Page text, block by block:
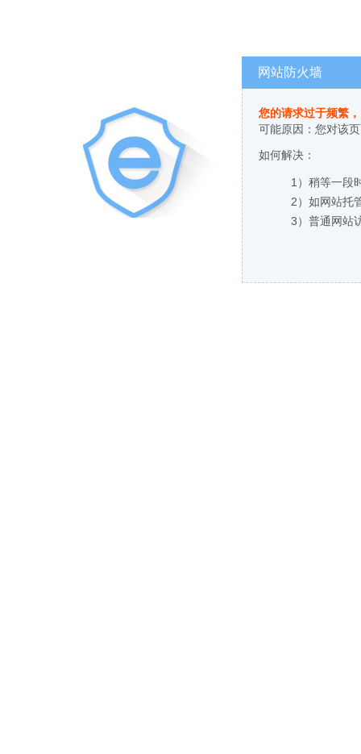
网站防火墙
您的请求过于频繁
可能原因：您对该
如何解决：
1）稍等一段
2）如网站托
3）普通网站